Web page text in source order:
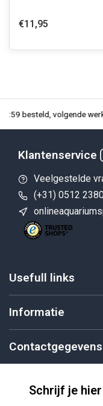
€11,95
besteld, volgende
Klantenservice
Veelgestelde
(+31) 0512
Usefull links
Informatie
Contactgegevens
Schrijf je